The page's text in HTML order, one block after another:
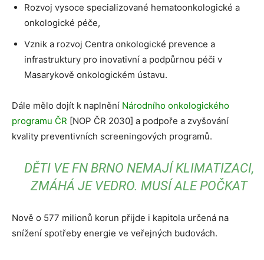
Rozvoj vysoce specializované hematoonkologické a
onkologické péče,
Vznik a rozvoj Centra onkologické prevence a
infrastruktury pro inovativní a podpůrnou péči v
Masarykově onkologickém ústavu.
Dále mělo dojít k naplnění Národního onkologického
programu ČR [NOP ČR 2030] a podpoře a zvyšování
kvality preventivních screeningových programů.
DĚTI VE FN BRNO NEMAJÍ KLIMATIZACI,
ZMÁHÁ JE VEDRO. MUSÍ ALE POČKAT
Nově o 577 milionů korun přijde i kapitola určená na
snížení spotřeby energie ve veřejných budovách.